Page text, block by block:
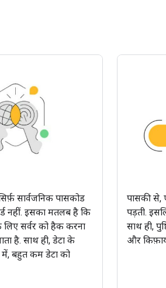
सार्वजनिक पासकोड
नहीं. इसका मतलब है कि
लिए सर्वर को हैक करना
है. साथ ही, डेटा के
में, बहुत कम डेटा को
पासकी
पड़ती.
साथ ही,
और